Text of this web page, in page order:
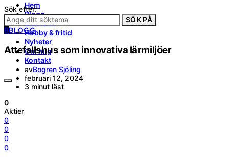
Hem
Blogg
Ekonomi
Hobby & fritid
Nyheter
Om mig
Kontakt
Sök efter:
SÖK PÅ
BBLOGG
Attefallshus som innovativa lärmiljöer
avBogren Sjöling
februari 12, 2024
3 minut läst
0
Aktier
0
0
0
0